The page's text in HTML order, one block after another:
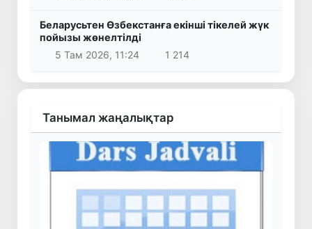
Беларусьтен Өзбекстанға екінші тікелей жүк
пойызы жөнелтілді
5 Там 2026, 11:24
1 214
Танымал жаңалықтар